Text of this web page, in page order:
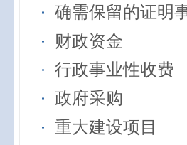
确需保留的证明
财政资金
行政事业性收费
政府采购
重大建设项目